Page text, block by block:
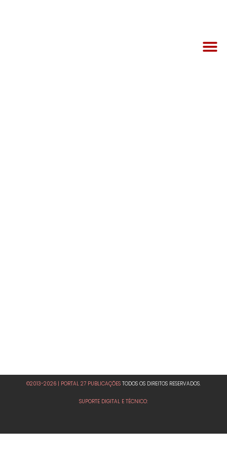
©2013-2026 | PORTAL 27 PUBLICAÇÕES TODOS OS DIREITOS RESERVADOS.
SUPORTE DIGITAL E TÉCNICO: